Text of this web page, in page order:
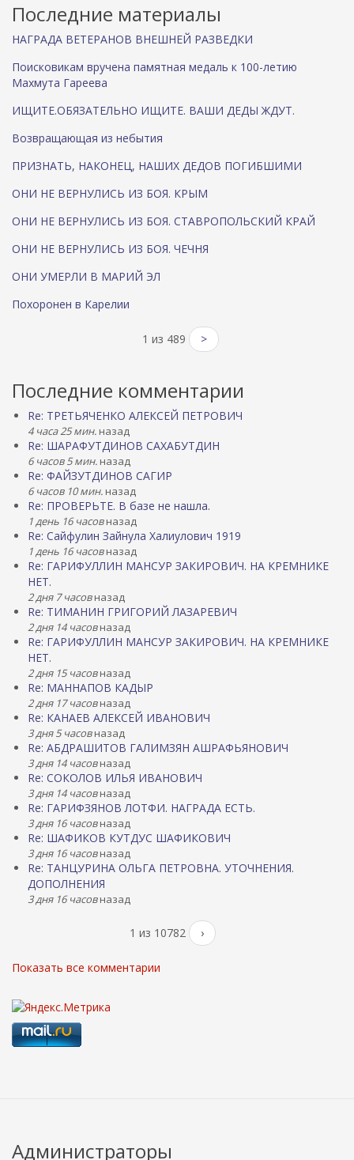
Последние материалы
НАГРАДА ВЕТЕРАНОВ ВНЕШНЕЙ РАЗВЕДКИ
Поисковикам вручена памятная медаль к 100-летию
Махмута Гареева
ИЩИТЕ.ОБЯЗАТЕЛЬНО ИЩИТЕ. ВАШИ ДЕДЫ ЖДУТ.
Возвращающая из небытия
ПРИЗНАТЬ, НАКОНЕЦ, НАШИХ ДЕДОВ ПОГИБШИМИ
ОНИ НЕ ВЕРНУЛИСЬ ИЗ БОЯ. КРЫМ
ОНИ НЕ ВЕРНУЛИСЬ ИЗ БОЯ. СТАВРОПОЛЬСКИЙ КРАЙ
ОНИ НЕ ВЕРНУЛИСЬ ИЗ БОЯ. ЧЕЧНЯ
ОНИ УМЕРЛИ В МАРИЙ ЭЛ
Похоронен в Карелии
1 из 489 >
Последние комментарии
Re: ТРЕТЬЯЧЕНКО АЛЕКСЕЙ ПЕТРОВИЧ
4 часа 25 мин. назад
Re: ШАРАФУТДИНОВ САХАБУТДИН
6 часов 5 мин. назад
Re: ФАЙЗУТДИНОВ САГИР
6 часов 10 мин. назад
Re: ПРОВЕРЬТЕ. В базе не нашла.
1 день 16 часовназад
Re: Сайфулин Зайнула Халиулович 1919
1 день 16 часовназад
Re: ГАРИФУЛЛИН МАНСУР ЗАКИРОВИЧ. НА КРЕМНИКЕ
НЕТ.
2 дня 7 часовназад
Re: ТИМАНИН ГРИГОРИЙ ЛАЗАРЕВИЧ
2 дня 14 часовназад
Re: ГАРИФУЛЛИН МАНСУР ЗАКИРОВИЧ. НА КРЕМНИКЕ
НЕТ.
2 дня 15 часовназад
Re: МАННАПОВ КАДЫР
2 дня 17 часовназад
Re: КАНАЕВ АЛЕКСЕЙ ИВАНОВИЧ
3 дня 5 часовназад
Re: АБДРАШИТОВ ГАЛИМЗЯН АШРАФЬЯНОВИЧ
3 дня 14 часовназад
Re: СОКОЛОВ ИЛЬЯ ИВАНОВИЧ
3 дня 14 часовназад
Re: ГАРИФЗЯНОВ ЛОТФИ. НАГРАДА ЕСТЬ.
3 дня 16 часовназад
Re: ШАФИКОВ КУТДУС ШАФИКОВИЧ
3 дня 16 часовназад
Re: ТАНЦУРИНА ОЛЬГА ПЕТРОВНА. УТОЧНЕНИЯ.
ДОПОЛНЕНИЯ
3 дня 16 часовназад
1 из 10782 ›
Показать все комментарии
Администраторы